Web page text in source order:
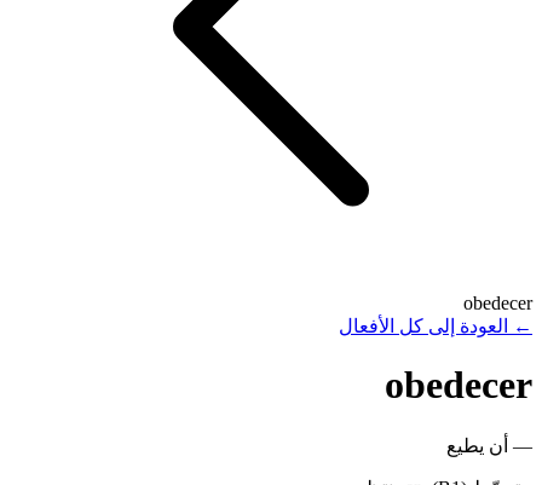
obedecer
←
العودة إلى كل الأفعال
obedecer
— أن يطيع